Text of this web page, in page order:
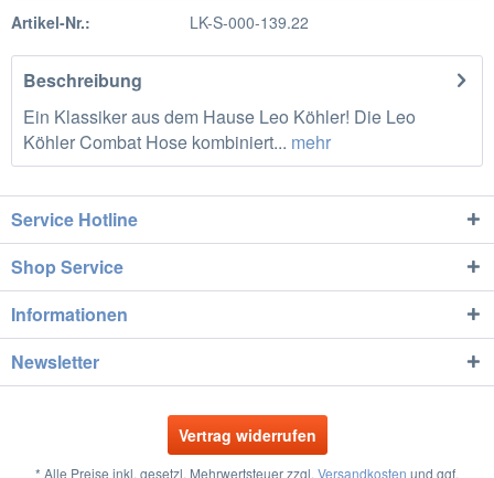
Artikel-Nr.: LK-S-000-139.22
Beschreibung
Ein Klassiker aus dem Hause Leo Köhler! Die Leo
Köhler Combat Hose kombiniert... mehr
Service Hotline
Shop Service
Informationen
Newsletter
Vertrag widerrufen
* Alle Preise inkl. gesetzl. Mehrwertsteuer zzgl. Versandkosten und ggf.